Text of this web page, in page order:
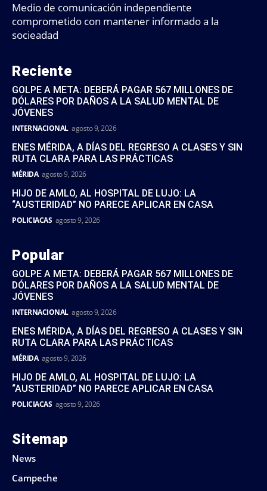
Medio de comunicación independiente
comprometido con mantener informado a la
socieadad
Reciente
GOLPE A META: DEBERÁ PAGAR 567 MILLONES DE
DÓLARES POR DAÑOS A LA SALUD MENTAL DE
JÓVENES
INTERNACIONAL agosto 9, 2026
ENES MÉRIDA, A DÍAS DEL REGRESO A CLASES Y SIN
RUTA CLARA PARA LAS PRÁCTICAS
MÉRIDA agosto 9, 2026
HIJO DE AMLO, AL HOSPITAL DE LUJO: LA
“AUSTERIDAD” NO PARECE APLICAR EN CASA
POLICIACAS agosto 9, 2026
Popular
GOLPE A META: DEBERÁ PAGAR 567 MILLONES DE
DÓLARES POR DAÑOS A LA SALUD MENTAL DE
JÓVENES
INTERNACIONAL agosto 9, 2026
ENES MÉRIDA, A DÍAS DEL REGRESO A CLASES Y SIN
RUTA CLARA PARA LAS PRÁCTICAS
MÉRIDA agosto 9, 2026
HIJO DE AMLO, AL HOSPITAL DE LUJO: LA
“AUSTERIDAD” NO PARECE APLICAR EN CASA
POLICIACAS agosto 9, 2026
Sitemap
News
Campeche